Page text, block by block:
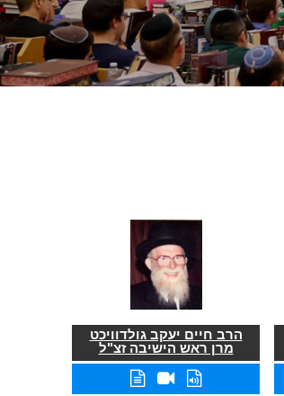
הרב חיים יעקב גולדוויכט
מרן ראש הישיבה זצ"ל